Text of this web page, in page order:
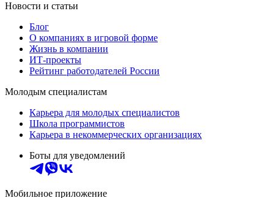
Новости и статьи
Блог
О компаниях в игровой форме
Жизнь в компании
ИТ-проекты
Рейтинг работодателей России
Молодым специалистам
Карьера для молодых специалистов
Школа программистов
Карьера в некоммерческих организациях
Боты для уведомлений
Мобильное приложение